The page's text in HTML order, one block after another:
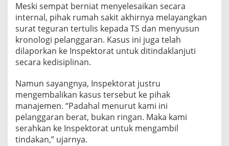
Meski sempat berniat menyelesaikan secara
internal, pihak rumah sakit akhirnya melayangkan
surat teguran tertulis kepada TS dan menyusun
kronologi pelanggaran. Kasus ini juga telah
dilaporkan ke Inspektorat untuk ditindaklanjuti
secara kedisiplinan.
Namun sayangnya, Inspektorat justru
mengembalikan kasus tersebut ke pihak
manajemen. “Padahal menurut kami ini
pelanggaran berat, bukan ringan. Maka kami
serahkan ke Inspektorat untuk mengambil
tindakan,” ujarnya.